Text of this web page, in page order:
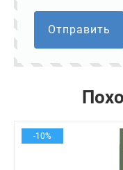
Отправить
-10%